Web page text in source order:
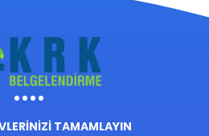
TAMAMLAYIN